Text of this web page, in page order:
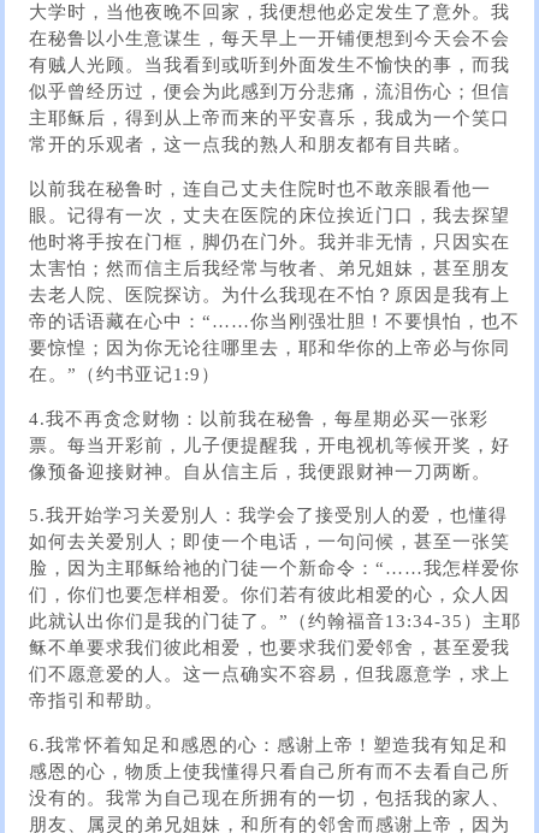
大学时，当他夜晚不回家，我便想他必定发生了意外。我
在秘鲁以小生意谋生，每天早上一开铺便想到今天会不会
有贼人光顾。当我看到或听到外面发生不愉快的事，而我
似乎曾经历过，便会为此感到万分悲痛，流泪伤心；但信
主耶稣后，得到从上帝而来的平安喜乐，我成为一个笑口
常开的乐观者，这一点我的熟人和朋友都有目共睹。
以前我在秘鲁时，连自己丈夫住院时也不敢亲眼看他一
眼。记得有一次，丈夫在医院的床位挨近门口，我去探望
他时将手按在门框，脚仍在门外。我并非无情，只因实在
太害怕；然而信主后我经常与牧者、弟兄姐妹，甚至朋友
去老人院、医院探访。为什么我现在不怕？原因是我有上
帝的话语藏在心中：“……你当刚强壮胆！不要惧怕，也不
要惊惶；因为你无论往哪里去，耶和华你的上帝必与你同
在。”（约书亚记1:9）
4.我不再贪念财物：以前我在秘鲁，每星期必买一张彩
票。每当开彩前，儿子便提醒我，开电视机等候开奖，好
像预备迎接财神。自从信主后，我便跟财神一刀两断。
5.我开始学习关爱別人：我学会了接受別人的爱，也懂得
如何去关爱別人；即使一个电话，一句问候，甚至一张笑
脸，因为主耶稣给祂的门徒一个新命令：“……我怎样爱你
们，你们也要怎样相爱。你们若有彼此相爱的心，众人因
此就认出你们是我的门徒了。”（约翰福音13:34-35）主耶
稣不单要求我们彼此相爱，也要求我们爱邻舍，甚至爱我
们不愿意爱的人。这一点确实不容易，但我愿意学，求上
帝指引和帮助。
6.我常怀着知足和感恩的心：感谢上帝！塑造我有知足和
感恩的心，物质上使我懂得只看自己所有而不去看自己所
没有的。我常为自己现在所拥有的一切，包括我的家人、
朋友、属灵的弟兄姐妹，和所有的邻舍而感谢上帝，因为